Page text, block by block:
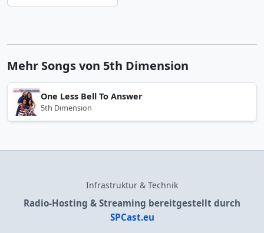
Mehr Songs von 5th Dimension
One Less Bell To Answer
5th Dimension
Infrastruktur & Technik
Radio-Hosting & Streaming bereitgestellt durch
SPCast.eu